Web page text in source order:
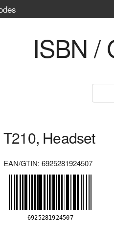
ISBN /
T210, Headset
EAN/GTIN: 6925281924507